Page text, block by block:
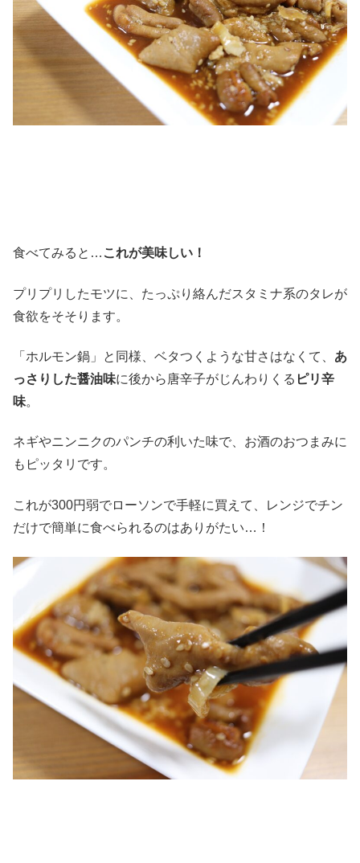
食べてみると… これが美味しい！
プリプリしたモツに、たっぷり絡んだスタミナ系のタレが
食欲をそそります。
「ホルモン鍋」と同様、ベタつくような甘さはなくて、 あ
っさりした醤油味に後から唐辛子がじんわりくる ピリ辛
味。
ネギやニンニクのパンチの利いた味で、お酒のおつまみに
もピッタリです。
これが300円弱でローソンで手軽に買えて、レンジでチン
だけで簡単に食べられるのはありがたい…！